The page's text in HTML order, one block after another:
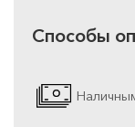
Способы